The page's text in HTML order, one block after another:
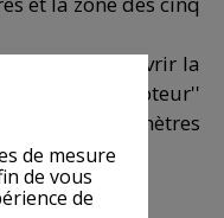
de découvrir la
d'un vrai ''moteur''
les kilomètres
très ludique.
de mesure
de vous
de